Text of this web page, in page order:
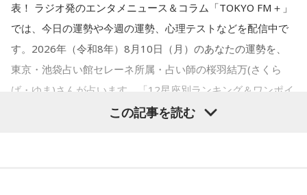
が、彼らはまだ『真のカリスマ』には辿り着けていないと言
える。故にこうしてカリスマどうしで身を寄せあい、日々カ
リスマ性を育み、さらなる高みを目指すいわば仮住まいの状
態。世間には嘲笑する者もいるだろう。が、カリスマな彼ら
にはノーダメージ。むしろそういった逆境を糧にさらなるカ
リスマを生成し、見事な『カリスマチャージ』を蓄積させて
【4位】乙女座（おとめ座）
思い切りの良さを大事にしてみましょう。出かけるときは、
普段よりもオシャレをすると良いでしょう。モチベーション
が上がって、何でも上手くできそう。無難な色よりも、挑戦
的な色を選んでみて。
表！ ラジオ発のエンタメニュース＆コラム「TOKYO FM＋」
では、今日の運勢や今週の運勢、心理テストなどを配信中で
す。2026年（令和8年）8月10日（月）のあなたの運勢を、
東京・池袋占い館セレーネ所属・占い師の桜羽結万(さくら
ば・ゆま)さんが占います。「12星座別ランキング＆ワンポイ
ントアドバイス」第1位は蟹座（かに座）！ あなたの星座は
この記事を読む